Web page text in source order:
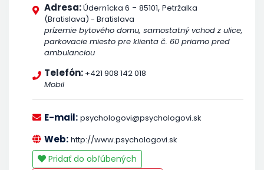
Adresa:Údernícka 6 - 85101, Petržalka
(Bratislava) - Bratislava
prízemie bytového domu, samostatný vchod z ulice,
parkovacie miesto pre klienta č. 60 priamo pred
ambulanciou
Telefón: +421 908 142 018
Mobil
E-mail: psychologovi@psychologovi.sk
Web: http://www.psychologovi.sk
Pridať do obľúbených